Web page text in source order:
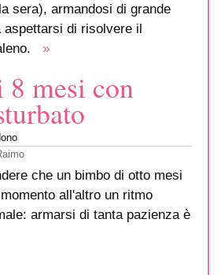
sera), armandosi di grande
aspettarsi di risolvere il
»
mesi con
che un bimbo di otto mesi
all'altro un ritmo
armarsi di tanta pazienza è